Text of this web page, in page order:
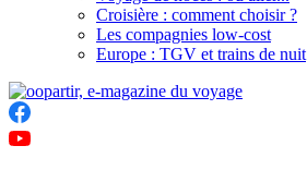
Croisière : comment choisir ?
Les compagnies low-cost
Europe : TGV et trains de nuit